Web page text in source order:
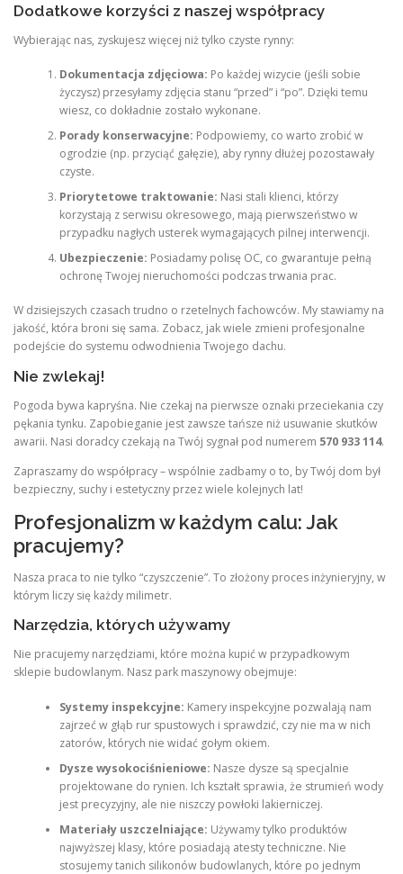
Dodatkowe korzyści z naszej współpracy
Wybierając nas, zyskujesz więcej niż tylko czyste rynny:
Dokumentacja zdjęciowa: Po każdej wizycie (jeśli sobie
życzysz) przesyłamy zdjęcia stanu “przed” i “po”. Dzięki temu
wiesz, co dokładnie zostało wykonane.
Porady konserwacyjne: Podpowiemy, co warto zrobić w
ogrodzie (np. przyciąć gałęzie), aby rynny dłużej pozostawały
czyste.
Priorytetowe traktowanie: Nasi stali klienci, którzy
korzystają z serwisu okresowego, mają pierwszeństwo w
przypadku nagłych usterek wymagających pilnej interwencji.
Ubezpieczenie: Posiadamy polisę OC, co gwarantuje pełną
ochronę Twojej nieruchomości podczas trwania prac.
W dzisiejszych czasach trudno o rzetelnych fachowców. My stawiamy na
jakość, która broni się sama. Zobacz, jak wiele zmieni profesjonalne
podejście do systemu odwodnienia Twojego dachu.
Nie zwlekaj!
Pogoda bywa kapryśna. Nie czekaj na pierwsze oznaki przeciekania czy
pękania tynku. Zapobieganie jest zawsze tańsze niż usuwanie skutków
awarii. Nasi doradcy czekają na Twój sygnał pod numerem 570 933 114.
Zapraszamy do współpracy – wspólnie zadbamy o to, by Twój dom był
bezpieczny, suchy i estetyczny przez wiele kolejnych lat!
Profesjonalizm w każdym calu: Jak
pracujemy?
Nasza praca to nie tylko “czyszczenie”. To złożony proces inżynieryjny, w
którym liczy się każdy milimetr.
Narzędzia, których używamy
Nie pracujemy narzędziami, które można kupić w przypadkowym
sklepie budowlanym. Nasz park maszynowy obejmuje:
Systemy inspekcyjne: Kamery inspekcyjne pozwalają nam
zajrzeć w głąb rur spustowych i sprawdzić, czy nie ma w nich
zatorów, których nie widać gołym okiem.
Dysze wysokociśnieniowe: Nasze dysze są specjalnie
projektowane do rynien. Ich kształt sprawia, że strumień wody
jest precyzyjny, ale nie niszczy powłoki lakierniczej.
Materiały uszczelniające: Używamy tylko produktów
najwyższej klasy, które posiadają atesty techniczne. Nie
stosujemy tanich silikonów budowlanych, które po jednym